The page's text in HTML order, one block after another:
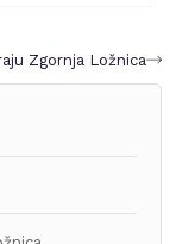
Zgornja Ložnica